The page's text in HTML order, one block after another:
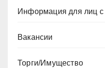
Информация для лиц
Вакансии
Торги/Имущество